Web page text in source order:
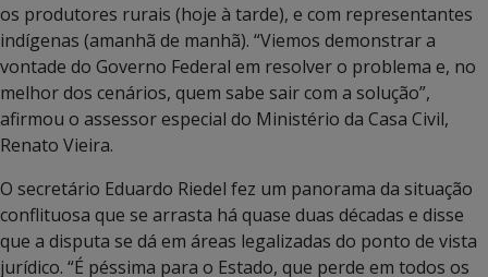
os produtores rurais (hoje à tarde), e com representantes
indígenas (amanhã de manhã). “Viemos demonstrar a
vontade do Governo Federal em resolver o problema e, no
melhor dos cenários, quem sabe sair com a solução”,
afirmou o assessor especial do Ministério da Casa Civil,
Renato Vieira.
O secretário Eduardo Riedel fez um panorama da situação
conflituosa que se arrasta há quase duas décadas e disse
que a disputa se dá em áreas legalizadas do ponto de vista
jurídico. “É péssima para o Estado, que perde em todos os